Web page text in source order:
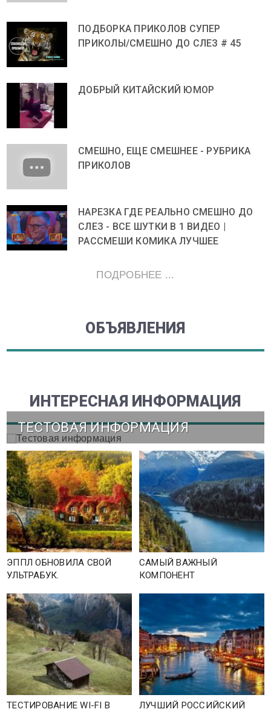
ПОДБОРКА ПРИКОЛОВ СУПЕР
ПРИКОЛЫ/СМЕШНО ДО СЛЕЗ # 45
ДОБРЫЙ КИТАЙСКИЙ ЮМОР
СМЕШНО, ЕЩЕ СМЕШНЕЕ - РУБРИКА
ПРИКОЛОВ
НАРЕЗКА ГДЕ РЕАЛЬНО СМЕШНО ДО
СЛЕЗ - ВСЕ ШУТКИ В 1 ВИДЕО |
РАССМЕШИ КОМИКА ЛУЧШЕЕ
ПОДРОБНЕЕ ...
ОБЪЯВЛЕНИЯ
ИНТЕРЕСНАЯ ИНФОРМАЦИЯ
ТЕСТОВАЯ ИНФОРМАЦИЯ
ЭППЛ ОБНОВИЛА СВОЙ
УЛЬТРАБУК.
САМЫЙ ВАЖНЫЙ
КОМПОНЕНТ
ТЕСТИРОВАНИЕ WI-FI В
ЛУЧШИЙ РОССИЙСКИЙ